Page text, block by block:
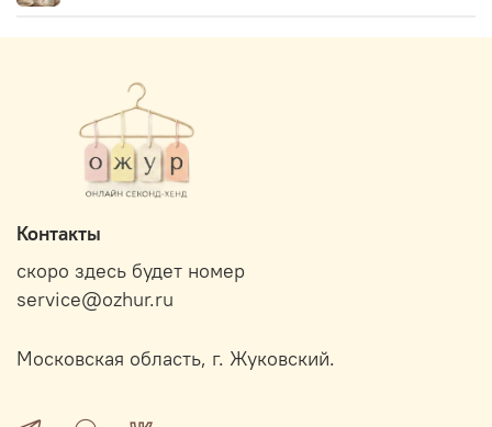
Контакты
скоро здесь будет номер
service@ozhur.ru
Московская область, г. Жуковский.